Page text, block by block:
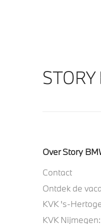
Over Story
Contact
Ontdek de
KVK 's-
KVK